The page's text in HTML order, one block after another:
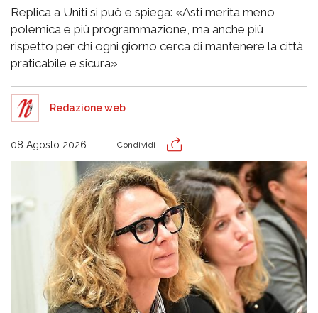
Replica a Uniti si può e spiega: «Asti merita meno
polemica e più programmazione, ma anche più
rispetto per chi ogni giorno cerca di mantenere la città
praticabile e sicura»
Redazione web
08 Agosto 2026 Condividi